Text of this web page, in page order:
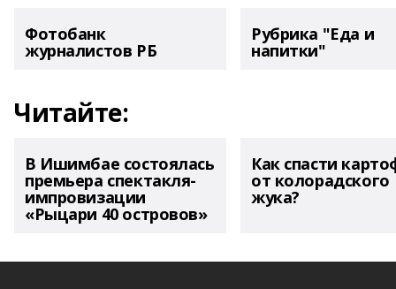
Фотобанк
журналистов РБ
Рубрика "Еда и
напитки"
Читайте:
В Ишимбае состоялась
премьера спектакля-
импровизации
«Рыцари 40 островов»
Как спасти
от колорадского
жука?